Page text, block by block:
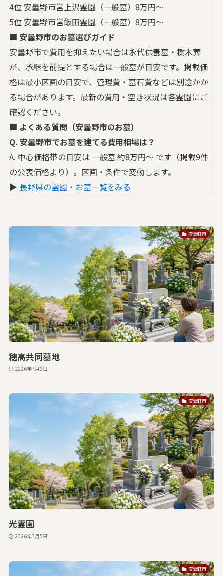
4位 安曇野市営上沢霊園（一般墓）8万円〜
5位 安曇野市営飯田霊園（一般墓）8万円〜
■ 安曇野市のお墓選びガイド
安曇野市で費用を抑えたい場合は永代供養墓・樹木葬
が、承継を前提とする場合は一般墓が目安です。掲載価
格は最小区画の目安で、管理費・墓石費などは別途かか
る場合があります。最新の費用・空き状況は各霊園にご
確認ください。
■ よくある質問（安曇野市のお墓）
Q. 安曇野市でお墓を建てる費用相場は？
A. 中心価格帯の目安は 一般墓 約8万円〜 です（掲載9件
の公表価格より）。区画・条件で変動します。
▶ 長野県の霊園・お墓一覧をみる
安曇野市
穂高共同墓地
2026年7月9日
安曇野市
光霊園
2026年7月5日
安曇野市